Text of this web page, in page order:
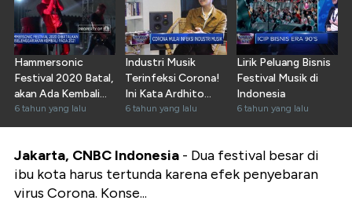
Hammersonic
Festival 2020 Batal,
akan Ada Kembali
pada 2021
6 tahun yang lalu
Industri Musik
Terinfeksi Corona!
Ini Kata Ardhito
Pramono
6 tahun yang lalu
Lirik Peluang Bisnis
Festival Musik di
Indonesia
6 tahun yang lalu
Jakarta, CNBC Indonesia - Dua festival besar di
ibu kota harus tertunda karena efek penyebaran
virus Corona. Konse...